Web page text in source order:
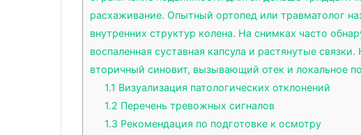
расхаживание. Опытный ортопед или травматолог
внутренних структур колена. На снимках часто
воспаленная суставная капсула и растянутые
вторичный синовит, вызывающий отек и локальное
1.1 Визуализация патологических отклонений
1.2 Перечень тревожных сигналов
1.3 Рекомендация по подготовке к осмотру